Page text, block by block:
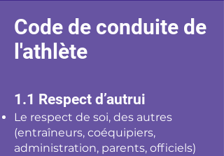
Code de conduite de
l'athlète
1.1 Respect d’autrui
Le respect de soi, des autres
(entraîneurs, coéquipiers,
administration, parents, officiels)